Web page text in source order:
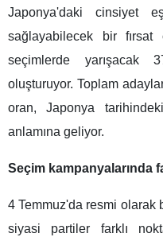
Japonya'daki cinsiyet
sağlayabilecek bir
seçimlerde yarışacak
oluşturuyor. Toplam
oran, Japonya
anlamına geliyor.
Seçim kampanyalarında
4 Temmuz'da resmi olarak
siyasi partiler farklı